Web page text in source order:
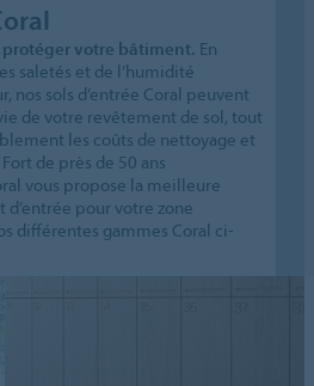
protéger votre bâtiment. En
saletés et de l’humidité
nos sols d’entrée Coral peuvent
de votre revêtement de sol, tout
les coûts de nettoyage et
de près de 50 ans
vous propose la meilleure
pour votre zone
différentes gammes Coral ci-